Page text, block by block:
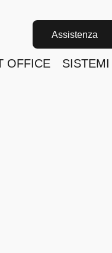
Assistenza
OFFICE